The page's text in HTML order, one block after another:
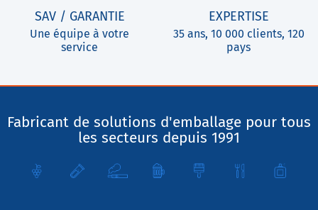
SAV / GARANTIE
Une équipe à votre
service
EXPERTISE
35 ans, 10 000 clients, 120
pays
Fabricant de solutions d'emballage pour tous
les secteurs depuis 1991